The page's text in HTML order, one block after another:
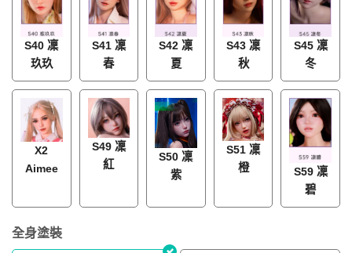
S40 凜
玖玖
S41 凜
春
S42 凜
夏
S43 凜
秋
S45 凜
冬
X2
Aimee
S49 凜
紅
S50 凜
紫
S51 凜
橙
S59 凜
碧
全身塗裝